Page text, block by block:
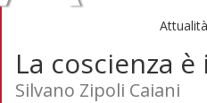
La coscienza
Silvano Zipoli Caiani